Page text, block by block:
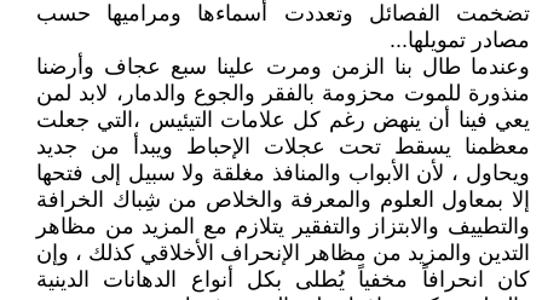
تضخمت الفصائل وتعددت أسماءها ومراميها حسب
مصادر تمويلها...
وعندما طال بنا الزمن ومرت علينا سبع عجاف وأرضنا
منذورة للموت محزومة بالفقر والجوع والدمار، لابد لمن
يعي فينا أن ينهض رغم كل علامات التيئيس ،التي جعلت
معظمنا يسقط تحت عجلات الإحباط ويبدأ من جديد
ويحاول ، لأن الأبواب والمنافذ مغلقة ولا سبيل إلى فتحها
إلا بمعاول العلوم والمعرفة والخلاص من شِباك الخرافة
والتطييف والابتزاز والتفقير يتلازم مع المزيد من مظاهر
التدين والمزيد من مظاهر الإنحراف الأخلاقي كذلك ، وإن
كان انحرافاً مخفياً يُطلى بكل أنواع الدهانات الدينية